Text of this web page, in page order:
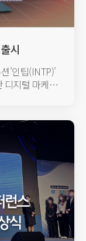
시
'인팁(INTP)'
디지털 마케팅